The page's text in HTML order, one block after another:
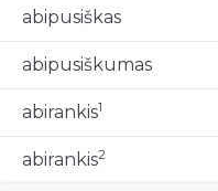
abipusiškas
abipusiškumas
abirankis1
abirankis2